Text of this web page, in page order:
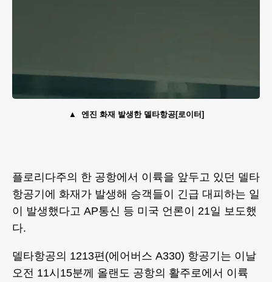
엔진 화재 발생한 델타항공[로이터]
플로리다주의 한 공항에서 이륙을 앞두고 있던 델타
항공기에 화재가 발생해 승객들이 긴급 대피하는 일
이 발생했다고 AP통신 등 미국 언론이 21일 보도했
다.
델타항공의 1213편(에어버스 A330) 항공기는 이날
오전 11시15분께 올랜도 공항의 활주로에서 이륙